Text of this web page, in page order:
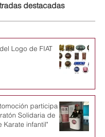
destacadas
Logo de FIAT
participa
Solidaria de
Karate infantil"